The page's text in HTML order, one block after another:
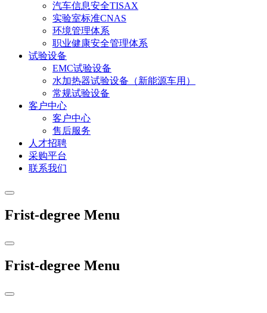
汽车信息安全TISAX
实验室标准CNAS
环境管理体系
职业健康安全管理体系
试验设备
EMC试验设备
水加热器试验设备（新能源车用）
常规试验设备
客户中心
客户中心
售后服务
人才招聘
采购平台
联系我们
Frist-degree Menu
Frist-degree Menu